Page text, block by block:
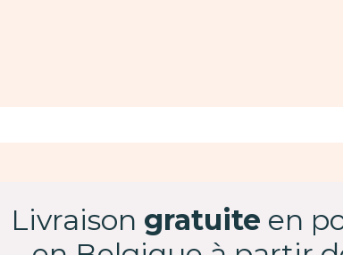
Livraison gratuite en